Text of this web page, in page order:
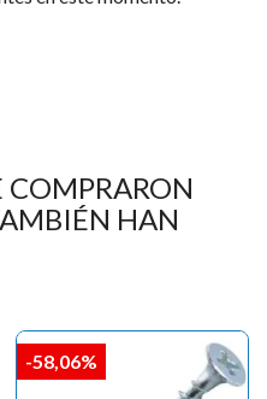
COMPRARON
HAN
-58,06%